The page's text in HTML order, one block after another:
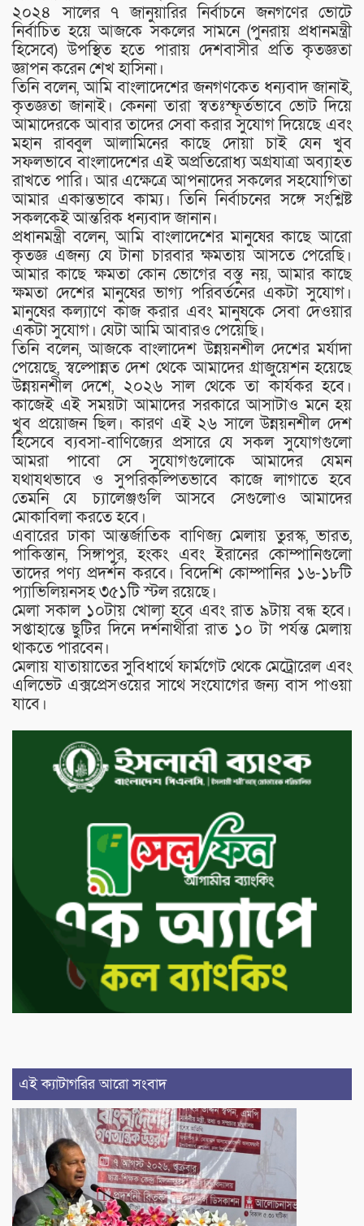
২০২৪ সালের ৭ জানুয়ারির নির্বাচনে জনগণের ভোটে
নির্বাচিত হয়ে আজকে সকলের সামনে (পুনরায় প্রধানমন্ত্রী
হিসেবে) উপস্থিত হতে পারায় দেশবাসীর প্রতি কৃতজ্ঞতা
জ্ঞাপন করেন শেখ হাসিনা।
তিনি বলেন, আমি বাংলাদেশের জনগণকেত ধন্যবাদ জানাই,
কৃতজ্ঞতা জানাই। কেননা তারা স্বতঃস্ফূর্তভাবে ভোট দিয়ে
আমাদেরকে আবার তাদের সেবা করার সুযোগ দিয়েছে এবং
মহান রাব্বুল আলামিনের কাছে দোয়া চাই যেন খুব
সফলভাবে বাংলাদেশের এই অপ্রতিরোধ্য অগ্রযাত্রা অব্যাহত
রাখতে পারি। আর এক্ষেত্রে আপনাদের সকলের সহযোগিতা
আমার একান্তভাবে কাম্য। তিনি নির্বাচনের সঙ্গে সংশ্লিষ্ট
সকলকেই আন্তরিক ধন্যবাদ জানান।
প্রধানমন্ত্রী বলেন, আমি বাংলাদেশের মানুষের কাছে আরো
কৃতজ্ঞ এজন্য যে টানা চারবার ক্ষমতায় আসতে পেরেছি।
আমার কাছে ক্ষমতা কোন ভোগের বস্তু নয়, আমার কাছে
ক্ষমতা দেশের মানুষের ভাগ্য পরিবর্তনের একটা সুযোগ।
মানুষের কল্যাণে কাজ করার এবং মানুষকে সেবা দেওয়ার
একটা সুযোগ। যেটা আমি আবারও পেয়েছি।
তিনি বলেন, আজকে বাংলাদেশ উন্নয়নশীল দেশের মর্যাদা
পেয়েছে, স্বল্পোন্নত দেশ থেকে আমাদের গ্রাজুয়েশন হয়েছে
উন্নয়নশীল দেশে, ২০২৬ সাল থেকে তা কার্যকর হবে।
কাজেই এই সময়টা আমাদের সরকারে আসাটাও মনে হয়
খুব প্রয়োজন ছিল। কারণ এই ২৬ সালে উন্নয়নশীল দেশ
হিসেবে ব্যবসা-বাণিজ্যের প্রসারে যে সকল সুযোগগুলো
আমরা পাবো সে সুযোগগুলোকে আমাদের যেমন
যথাযথভাবে ও সুপরিকল্পিতভাবে কাজে লাগাতে হবে
তেমনি যে চ্যালেঞ্জগুলি আসবে সেগুলোও আমাদের
মোকাবিলা করতে হবে।
এবারের ঢাকা আন্তর্জাতিক বাণিজ্য মেলায় তুরস্ক, ভারত,
পাকিস্তান, সিঙ্গাপুর, হংকং এবং ইরানের কোম্পানিগুলো
তাদের পণ্য প্রদর্শন করবে। বিদেশি কোম্পানির ১৬-১৮টি
প্যাভিলিয়নসহ ৩৫১টি স্টল রয়েছে।
মেলা সকাল ১০টায় খোলা হবে এবং রাত ৯টায় বন্ধ হবে।
সপ্তাহান্তে ছুটির দিনে দর্শনার্থীরা রাত ১০ টা পর্যন্ত মেলায়
থাকতে পারবেন।
মেলায় যাতায়াতের সুবিধার্থে ফার্মগেট থেকে মেট্রোরেল এবং
এলিভেট এক্সপ্রেসওয়ের সাথে সংযোগের জন্য বাস পাওয়া
যাবে।
এই ক্যাটাগরির আরো সংবাদ